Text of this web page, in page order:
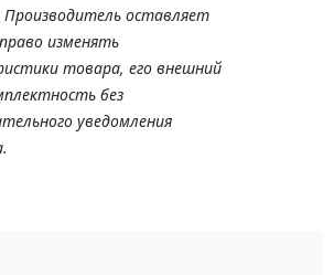
Производитель оставляет
изменять
товара, его внешний
без
уведомления